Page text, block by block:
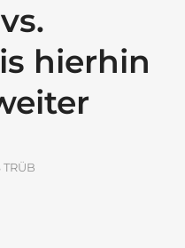
hierhin
TRÜB